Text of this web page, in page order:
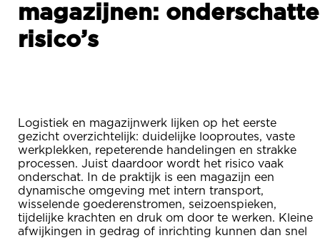
magazijnen: onderschatte
risico’s
Logistiek en magazijnwerk lijken op het eerste
gezicht overzichtelijk: duidelijke looproutes, vaste
werkplekken, repeterende handelingen en strakke
processen. Juist daardoor wordt het risico vaak
onderschat. In de praktijk is een magazijn een
dynamische omgeving met intern transport,
wisselende goederenstromen, seizoenspieken,
tijdelijke krachten en druk om door te werken. Kleine
afwijkingen in gedrag of inrichting kunnen dan snel